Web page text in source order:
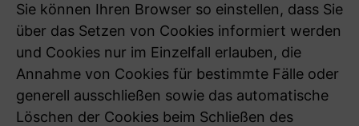
Sie können Ihren Browser so einstellen, dass Sie
über das Setzen von Cookies informiert werden
und Cookies nur im Einzelfall erlauben, die
Annahme von Cookies für bestimmte Fälle oder
generell ausschließen sowie das automatische
Löschen der Cookies beim Schließen des